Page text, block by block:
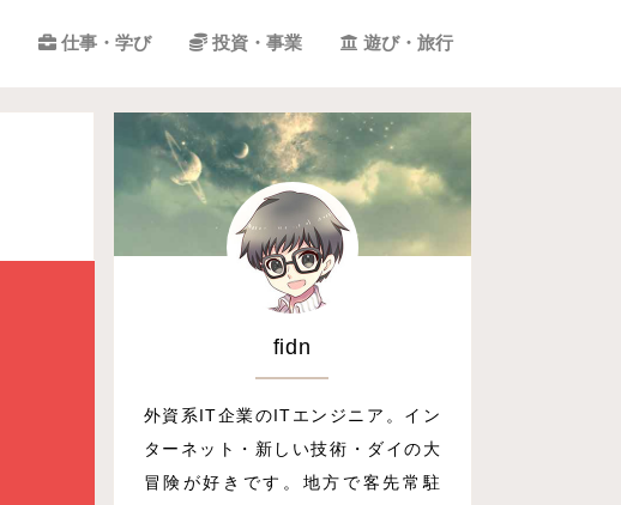
仕事・学び 投資・事業 遊び・旅行
fidn
外資系IT企業のITエンジニア。イン
ターネット・新しい技術・ダイの大
冒険が好きです。地方で客先常駐